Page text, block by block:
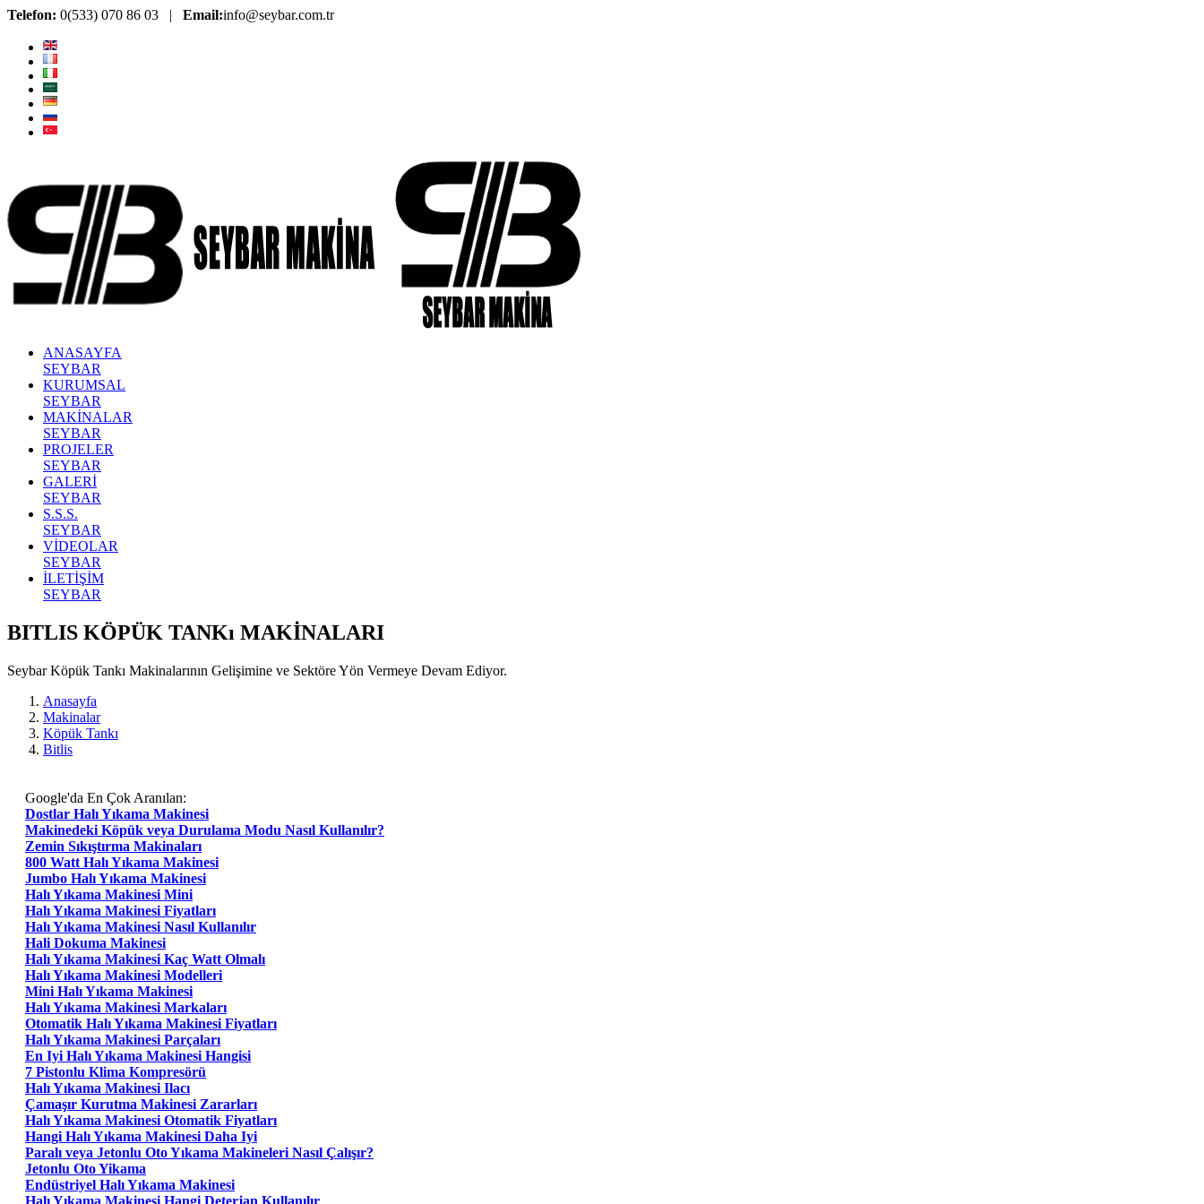
Telefon: 0(533) 070 86 03 | Email:info@seybar.com.tr
ANASAYFA
SEYBAR
KURUMSAL
SEYBAR
MAKİNALAR
SEYBAR
PROJELER
SEYBAR
GALERİ
SEYBAR
S.S.S.
SEYBAR
VİDEOLAR
SEYBAR
İLETİŞİM
SEYBAR
BITLIS KÖPÜK TANKı MAKİNALARI
Seybar Köpük Tankı Makinalarının Gelişimine ve Sektöre Yön Vermeye Devam Ediyor.
Anasayfa
Makinalar
Köpük Tankı
Bitlis
Google'da En Çok Aranılan:
Dostlar Halı Yıkama Makinesi
Makinedeki Köpük veya Durulama Modu Nasıl Kullanılır?
Zemin Sıkıştırma Makinaları
800 Watt Halı Yıkama Makinesi
Jumbo Halı Yıkama Makinesi
Halı Yıkama Makinesi Mini
Halı Yıkama Makinesi Fiyatları
Halı Yıkama Makinesi Nasıl Kullanılır
Hali Dokuma Makinesi
Halı Yıkama Makinesi Kaç Watt Olmalı
Halı Yıkama Makinesi Modelleri
Mini Halı Yıkama Makinesi
Halı Yıkama Makinesi Markaları
Otomatik Halı Yıkama Makinesi Fiyatları
Halı Yıkama Makinesi Parçaları
En Iyi Halı Yıkama Makinesi Hangisi
7 Pistonlu Klima Kompresörü
Halı Yıkama Makinesi Ilacı
Çamaşır Kurutma Makinesi Zararları
Halı Yıkama Makinesi Otomatik Fiyatları
Hangi Halı Yıkama Makinesi Daha Iyi
Paralı veya Jetonlu Oto Yıkama Makineleri Nasıl Çalışır?
Jetonlu Oto Yikama
Endüstriyel Halı Yıkama Makinesi
Halı Yıkama Makinesi Hangi Deterjan Kullanılır